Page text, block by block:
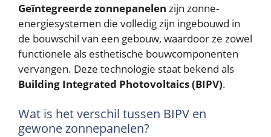
Geïntegreerde zonnepanelen zijn zonne-
energiesystemen die volledig zijn ingebouwd in
de bouwschil van een gebouw, waardoor ze zowel
functionele als esthetische bouwcomponenten
vervangen. Deze technologie staat bekend als
Building Integrated Photovoltaics (BIPV).
Wat is het verschil tussen BIPV en
gewone zonnepanelen?